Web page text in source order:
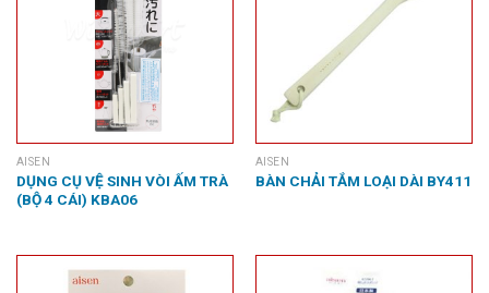
AISEN
DỤNG CỤ VỆ SINH VÒI ẤM TRÀ
(BỘ 4 CÁI) KBA06
AISEN
BÀN CHẢI TẮM LOẠI DÀI BY411